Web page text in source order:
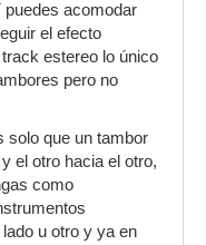
acomodar
el efecto
estereo lo único
pero no
solo que un tambor
el otro hacia el otro,
como
u otro y ya en